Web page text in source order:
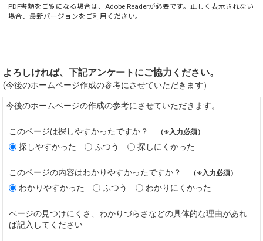
PDF書類をご覧になる場合は、Adobe Readerが必要です。正しく表示されない
場合、最新バージョンをご利用ください。